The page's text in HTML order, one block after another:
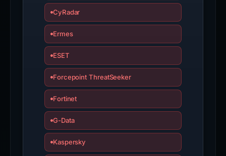
CyRadar
Ermes
ESET
Forcepoint ThreatSeeker
Fortinet
G-Data
Kaspersky